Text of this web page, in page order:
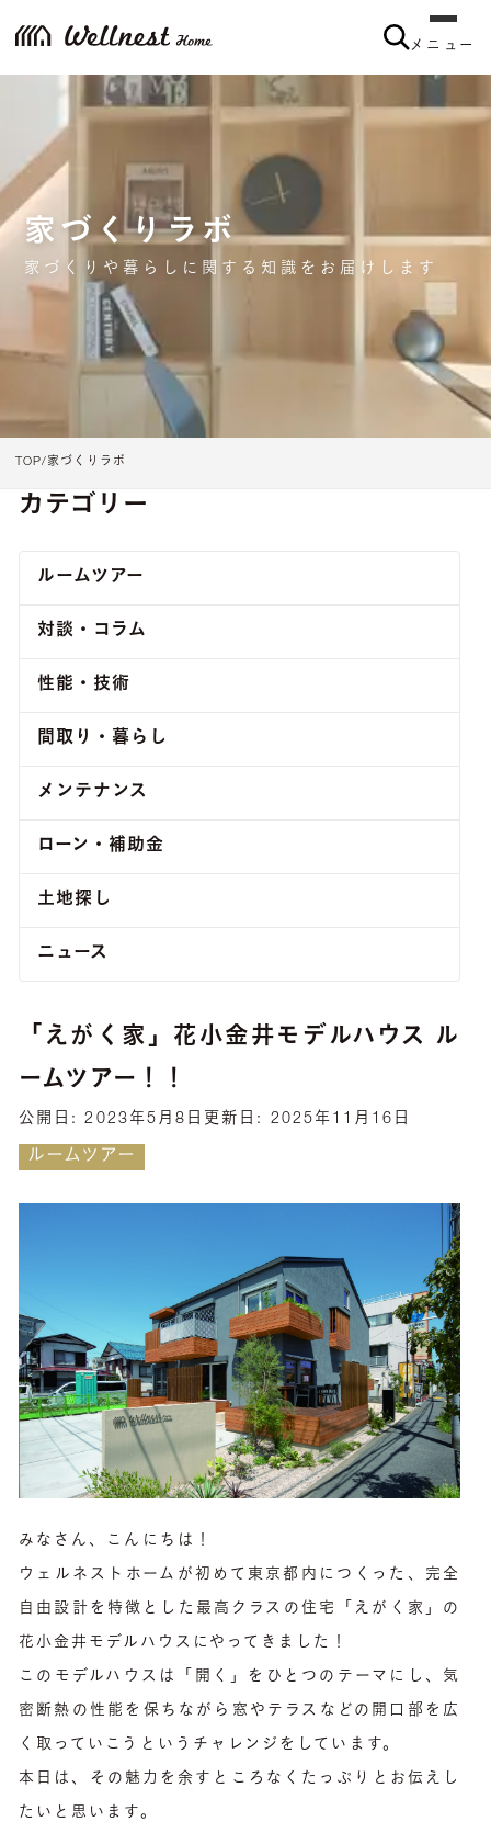
メニュー
家づくりラボ
家づくりや暮らしに関する知識をお届けします
TOP 家づくりラボ
ルームツアー
公開日:2023年5月8日 更新日: 2025年11月16日
「えがく家」花小金井モデルハウス ル
ームツアー！！
みなさん、こんにちは！
ウェルネストホームが初めて東京都内につくった、完全
自由設計を特徴とした最高クラスの住宅「えがく家」の
花小金井モデルハウスにやってきました！
このモデルハウスは「開く」をひとつのテーマにし、気
密断熱の性能を保ちながら窓やテラスなどの開口部を広
く取っていこうというチャレンジをしています。
本日は、その魅力を余すところなくたっぷりとお伝えし
たいと思います。
カテゴリー
ルームツアー
対談・コラム
性能・技術
間取り・暮らし
メンテナンス
ローン・補助金
土地探し
ニュース